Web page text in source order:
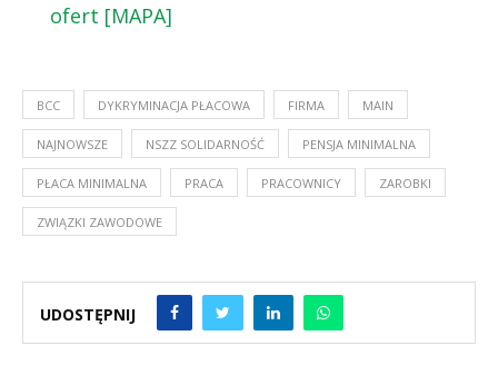
ofert [MAPA]
BCC DYKRYMINACJA PŁACOWA FIRMA MAIN
NAJNOWSZE NSZZ SOLIDARNOŚĆ PENSJA MINIMALNA
PŁACA MINIMALNA PRACA PRACOWNICY ZAROBKI
ZWIĄZKI ZAWODOWE
UDOSTĘPNIJ